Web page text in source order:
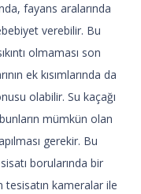
fayans aralarında
verebilir. Bu
olmaması son
ek kısımlarında da
olabilir. Su kaçağı
mümkün olan
gerekir. Bu
borularında bir
kameralar ile